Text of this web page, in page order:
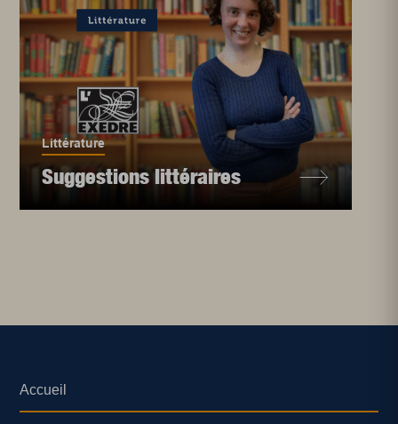
Littérature
Suggestions littéraires
Accueil